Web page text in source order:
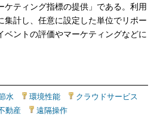
ケティング指標の提供」である。利用
集計し、任意に設定した単位でリポー
ベントの評価やマーケティングなどに
水 環境性能 クラウドサービス
動産 遠隔操作